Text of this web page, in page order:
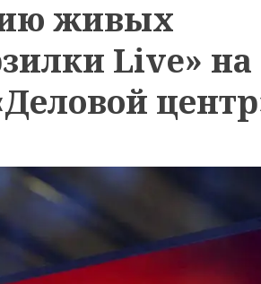
живых
Live» на